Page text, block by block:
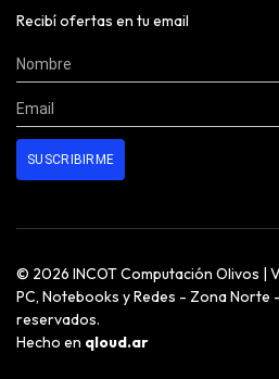
Recibí ofertas en tu email
© 2026 INCOT Computación Olivos |
PC, Notebooks y Redes - Zona Norte
reservados.
Hecho en qloud.ar